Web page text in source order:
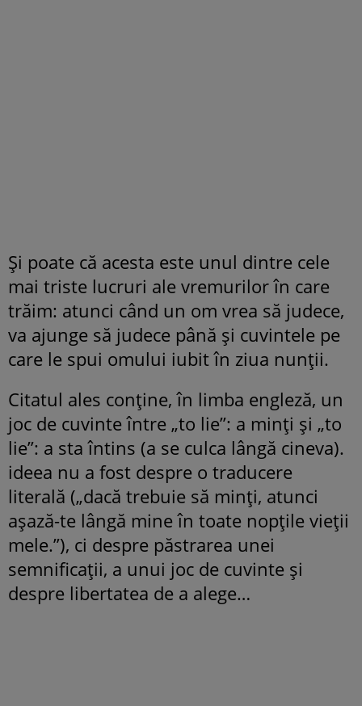
Și poate că acesta este unul dintre cele
mai triste lucruri ale vremurilor în care
trăim: atunci când un om vrea să judece,
va ajunge să judece până și cuvintele pe
care le spui omului iubit în ziua nunții.
Citatul ales conține, în limba engleză, un
joc de cuvinte între „to lie”: a minți și „to
lie”: a sta întins (a se culca lângă cineva).
ideea nu a fost despre o traducere
literală („dacă trebuie să minți, atunci
așază-te lângă mine în toate nopțile vieții
mele.”), ci despre păstrarea unei
semnificații, a unui joc de cuvinte și
despre libertatea de a alege…